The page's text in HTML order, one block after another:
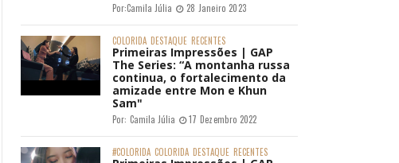
Por:Camila Júlia 28 Janeiro 2023
COLORIDA DESTAQUE RECENTES
Primeiras Impressões | GAP
The Series: “A montanha russa
continua, o fortalecimento da
amizade entre Mon e Khun
Sam"
Por: Camila Júlia 17 Dezembro 2022
#COLORIDA COLORIDA DESTAQUE RECENTES